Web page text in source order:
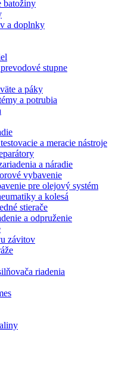
batožiny
a doplnky
stupne
a páky
a potrubia
a meracie nástroje
a náradie
vybavenie
pre olejový systém
a kolesá
stierače
a odpruženie
závitov
riadenia